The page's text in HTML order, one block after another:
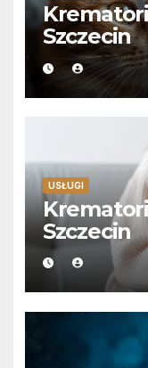
Szczecin
USŁUGI
Szczecin